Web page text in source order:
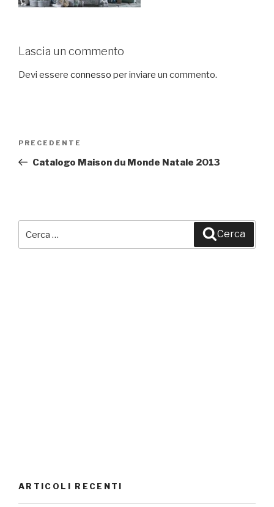
Lascia un commento
Devi essere connesso per inviare un commento.
Navigazione
Articolo
precedente:
PRECEDENTE
Catalogo Maison du Monde Natale 2013
Cerca
ARTICOLI RECENTI